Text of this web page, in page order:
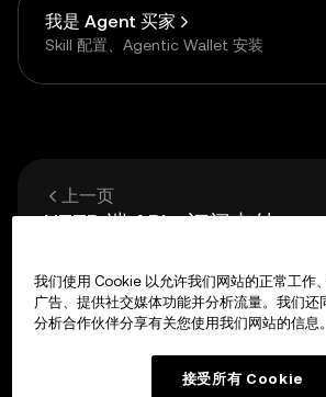
我是 Agent 买家
Skill 配置、Agentic Wallet 安装
上一页
HTTP 端 API - 订阅支付
下一页
Agent 端 API - 单次支付
我们使用 Cookie 以允许我们网站的正常工作
广告、提供社交媒体功能并分析流量。我们还
分析合作伙伴分享有关您使用我们网站的信息。
接受所有 Cookie